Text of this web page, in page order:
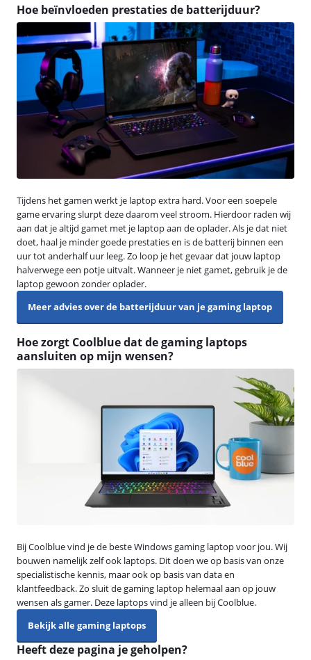
Hoe beïnvloeden prestaties de batterijduur?
Tijdens het gamen werkt je laptop extra hard. Voor een soepele
game ervaring slurpt deze daarom veel stroom. Hierdoor raden wij
aan dat je altijd gamet met je laptop aan de oplader. Als je dat niet
doet, haal je minder goede prestaties en is de batterij binnen een
uur tot anderhalf uur leeg. Zo loop je het gevaar dat jouw laptop
halverwege een potje uitvalt. Wanneer je niet gamet, gebruik je de
laptop gewoon zonder oplader.
Meer advies over de batterijduur van je gaming laptop
Hoe zorgt Coolblue dat de gaming laptops
aansluiten op mijn wensen?
Bij Coolblue vind je de beste Windows gaming laptop voor jou. Wij
bouwen namelijk zelf ook laptops. Dit doen we op basis van onze
specialistische kennis, maar ook op basis van data en
klantfeedback. Zo sluit de gaming laptop helemaal aan op jouw
wensen als gamer. Deze laptops vind je alleen bij Coolblue.
Bekijk alle gaming laptops
Heeft deze pagina je geholpen?